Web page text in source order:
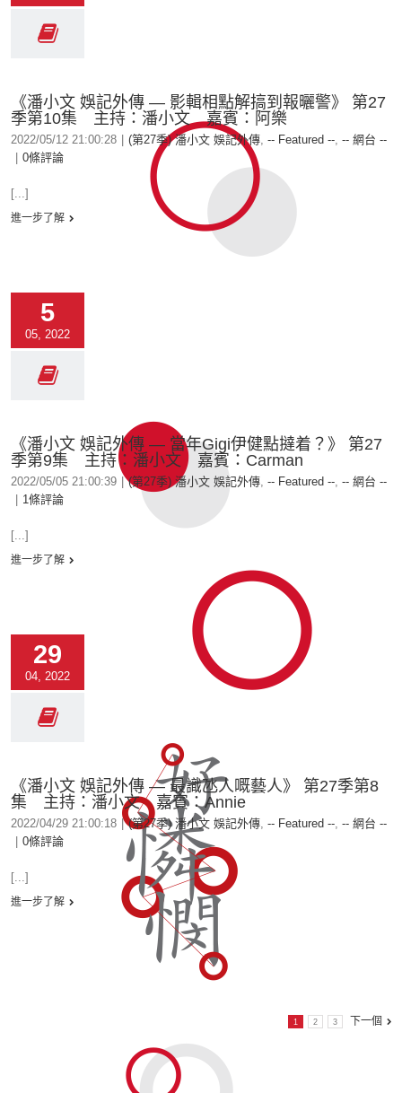
《潘小文 娛記外傳 — 影輯相點解搞到報曬警》 第27
季第10集 主持：潘小文 嘉賓：阿樂
2022/05/12 21:00:28 (第27季) 潘小文 娛記外傳, -- Featured --, -- 網台 --
0條評論
[...]
進一步了解
5
05, 2022
《潘小文 娛記外傳 — 當年Gigi伊健點撻着？》 第27
季第9集 主持：潘小文 嘉賓：Carman
2022/05/05 21:00:39 (第27季) 潘小文 娛記外傳, -- Featured --, -- 網台 --
1條評論
[...]
進一步了解
29
04, 2022
《潘小文 娛記外傳 — 最識氹人嘅藝人》 第27季第8
集 主持：潘小文 嘉賓：Annie
2022/04/29 21:00:18 | (第27季) 潘小文 娛記外傳, -- Featured --, -- 網台 --
0條評論
[...]
進一步了解
1 2 3 下一個